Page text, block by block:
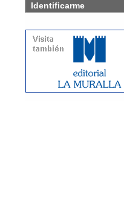
Identificarme